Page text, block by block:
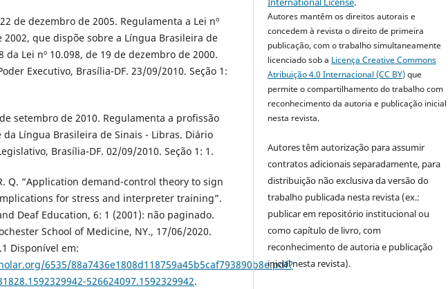
de dezembro de 2005. Regulamenta a Lei nº
2002, que dispõe sobre a Língua Brasileira de
da Lei nº 10.098, de 19 de dezembro de 2000.
Executivo, Brasília-DF. 23/09/2010. Seção 1:
setembro de 2010. Regulamenta a profissão
Língua Brasileira de Sinais - Libras. Diário
Brasília-DF. 02/09/2010. Seção 1: 1.
Q. “Application demand-control theory to sign
for stress and interpreter training”.
Deaf Education, 6: 1 (2001): não paginado.
School of Medicine, NY., 17/06/2020.
Disponível em:
6535/88a7436e1808d118759a45b5caf793890b8e.pdf?
526624097.1592329942.
Autores mantêm os direitos autorais e
concedem à revista o direito de primeira
publicação, com o trabalho simultaneamente
licenciado sob a Licença Creative Commons
Atribuição 4.0 Internacional (CC BY)que
permite o compartilhamento do trabalho com
reconhecimento da autoria e publicação inicial
nesta revista.
Autores têm autorização para assumir
contratos adicionais separadamente, para
distribuição não exclusiva da versão do
trabalho publicada nesta revista (ex.:
publicar em repositório institucional ou
como capítulo de livro, com
reconhecimento de autoria e publicação
inicial nesta revista).